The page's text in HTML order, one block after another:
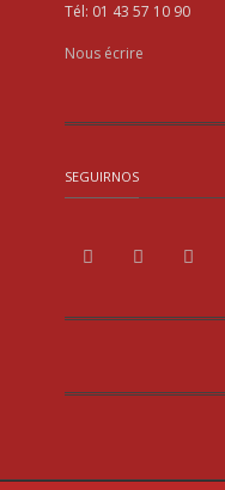
Tél: 01 43 57 10 90
Nous écrire
SEGUIRNOS